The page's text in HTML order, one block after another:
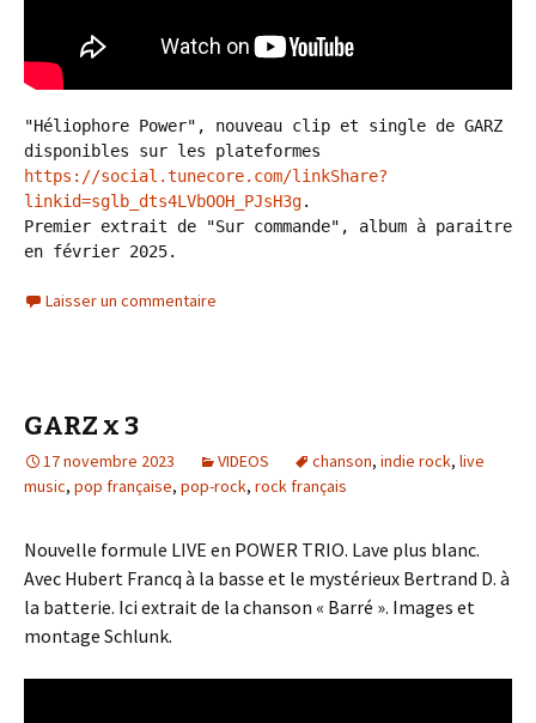
"Héliophore Power", nouveau clip et single de GARZ
https://social.tunecore.com/linkShare?
linkid=sglb_dts4LVbOOH_PJsH3g.
Premier extrait de "Sur commande", album à paraitre
en février 2025.
Laisser un commentaire
GARZ x 3
17 novembre 2023 VIDEOS chanson, indie rock, live
music, pop française, pop-rock, rock français
Nouvelle formule LIVE en POWER TRIO. Lave plus blanc.
Avec Hubert Francq à la basse et le mystérieux Bertrand D. à
la batterie. Ici extrait de la chanson « Barré ». Images et
montage Schlunk.